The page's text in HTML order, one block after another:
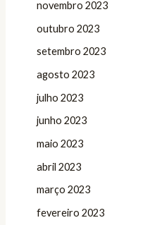
novembro 2023
outubro 2023
setembro 2023
agosto 2023
julho 2023
junho 2023
maio 2023
abril 2023
março 2023
fevereiro 2023